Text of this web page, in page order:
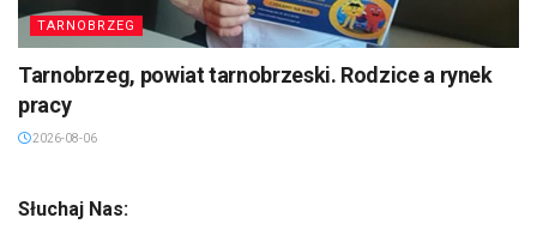
TARNOBRZEG
Tarnobrzeg, powiat tarnobrzeski. Rodzice a rynek
pracy
2026-08-06
Słuchaj Nas: